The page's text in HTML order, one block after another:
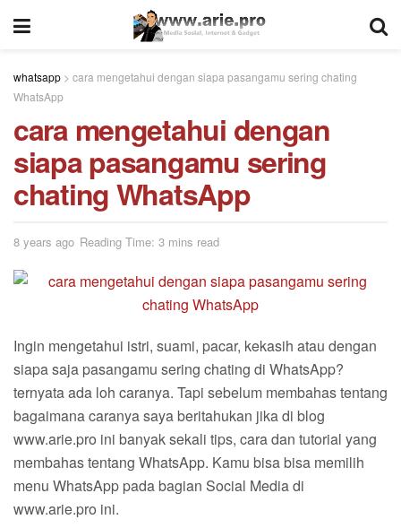
whatsapp > cara mengetahui dengan siapa pasangamu sering chating
WhatsApp
cara mengetahui dengan
siapa pasangamu sering
chating WhatsApp
8 years ago Reading Time: 3 mins read
Ingin mengetahui istri, suami, pacar, kekasih atau dengan
siapa saja pasangamu sering chating di WhatsApp?
ternyata ada loh caranya. Tapi sebelum membahas tentang
bagaimana caranya saya beritahukan jika di blog
www.arie.pro ini banyak sekali tips, cara dan tutorial yang
membahas tentang WhatsApp. Kamu bisa bisa memilih
menu WhatsApp pada bagian Social Media di
www.arie.pro ini.